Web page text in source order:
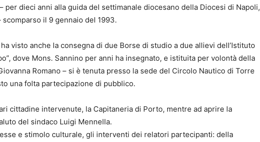
per dieci anni alla guida del settimanale diocesano della Diocesi di Napoli,
scomparso il 9 gennaio del 1993.
visto anche la consegna di due Borse di studio a due allievi dell’Istituto
dove Mons. Sannino per anni ha insegnato, e istituita per volontà della
Romano – si è tenuta presso la sede del Circolo Nautico di Torre
una folta partecipazione di pubblico.
cittadine intervenute, la Capitaneria di Porto, mentre ad aprire la
del sindaco Luigi Mennella.
e stimolo culturale, gli interventi dei relatori partecipanti: della